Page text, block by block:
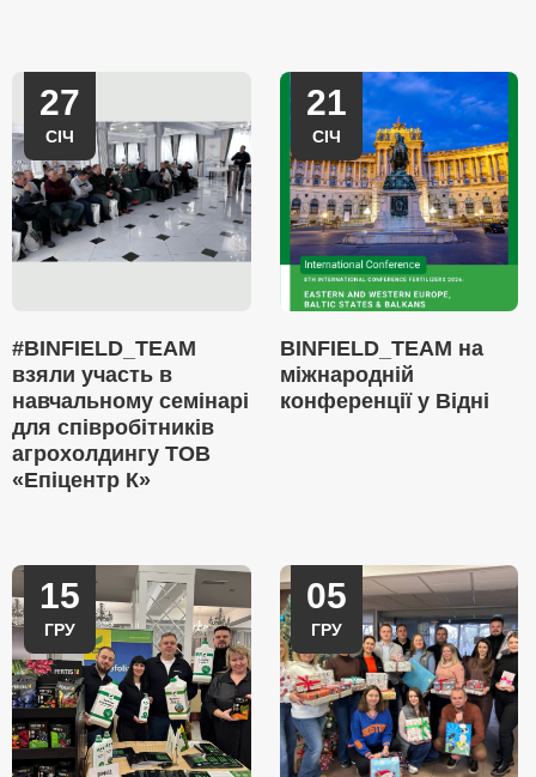
27
СІЧ
#BINFIELD_TEAM
взяли участь в
навчальному семінарі
для співробітників
агрохолдингу ТОВ
«Епіцентр К»
21
СІЧ
BINFIELD_TEAM на
міжнародній
конференції у Відні
15
ГРУ
05
ГРУ